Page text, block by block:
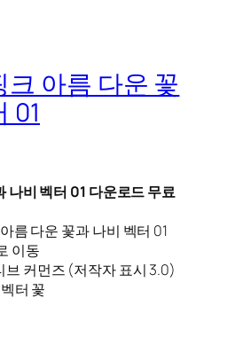
크 아름 다운 꽃
01
나비 벡터 01 다운로드 무료
름 다운 꽃과 나비 벡터 01
이동
브 커먼즈 (저작자 표시 3.0)
터 꽃